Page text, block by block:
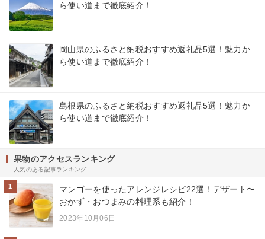
ら使い道まで徹底紹介！
岡山県のふるさと納税おすすめ返礼品5選！魅力か
ら使い道まで徹底紹介！
島根県のふるさと納税おすすめ返礼品5選！魅力か
ら使い道まで徹底紹介！
果物のアクセスランキング
人気のある記事ランキング
1
マンゴーを使ったアレンジレシピ22選！デザート〜
おかず・おつまみの料理系も紹介！
2023年10月06日